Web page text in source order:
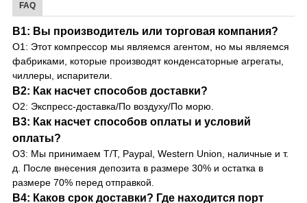
FAQ
В1: Вы производитель или торговая компания?
О1: Этот компрессор мы являемся агентом, но мы являемся
фабриками, которые производят конденсаторные агрегаты,
чиллеры, испарители.
В2: Как насчет способов доставки?
О2: Экспресс-доставка/По воздуху/По морю.
В3: Как насчет способов оплаты и условий
оплаты?
О3: Мы принимаем T/T, Paypal, Western Union, наличные и т.
д. После внесения депозита в размере 30% и остатка в
размере 70% перед отправкой.
В4: Каков срок доставки? Где находится порт